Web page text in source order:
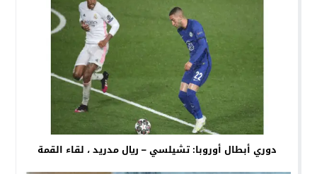
دوري أبطال أوروبا: تشيلسي – ريال مدريد ، لقاء القمة